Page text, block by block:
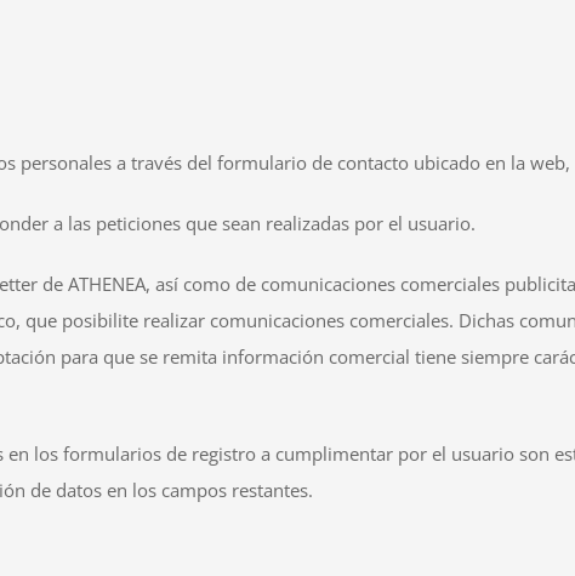
personales a través del formulario de contacto ubicado en la
a las peticiones que sean realizadas por el usuario.
de ATHENEA, así como de comunicaciones comerciales
que posibilite realizar comunicaciones comerciales. Dichas
para que se remita información comercial tiene siempre
los formularios de registro a cumplimentar por el usuario son
de datos en los campos restantes.